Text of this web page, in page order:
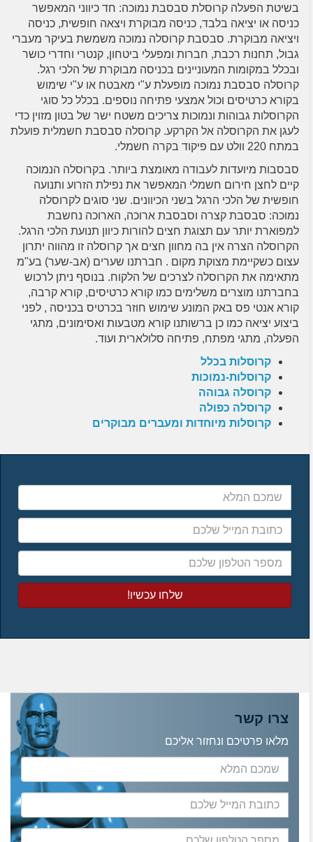
בשיטת הפעלה קרוסלת סבסבת נמוכה: חד כיווני המאפשר
כניסה או יציאה בלבד, כניסה מבוקרת ויצאה חופשית, כניסה
ויציאה מבוקרת. סבסבת קרוסלה נמוכה משמשת בעיקר מעברי
גבול, תחנות רכבת, חברות ומפעלי ביטחון, קנטרי וחדרי כושר
ובכלל במקומות המעוניינים בכניסה מבוקרת של הלכי רגל.
קרוסלה סבסבת נמוכה מופעלת ע"י מאבטח או ע"י שימוש
בקורא כרטיסים וכול אמצעי פתיחה נוספים. בכלל כל סוגי
הקרוסלות גבוהות ונמוכות צריכים משטח ישר של בטון מזוין כדי
לעגן את הקרוסלה אל הקרקע. קרוסלה סבסבת חשמלית פועלת
במתח 220 וולט עם פיקוד בקרה חשמלי.
סבסבות מיועדות לעבודה מאומצת ביותר. בקרוסלה הנמוכה
קיים לחצן חירום חשמלי המאפשר את נפילת הזרוע ותנועה
חופשית של הלכי הרגל בשני הכיוונים. שני סוגים לקרוסלה
נמוכה: סבסבת קצרה וסבסבת ארוכה, הארוכה נחשבת
למפוארת יותר עם תצוגת חצים להורות כיוון תנועת הלכי הרגל.
הקרוסלה הצרה אין בה מחוון חצים אך קרוסלה זו מהווה יתרון
עצום כשקיימת מצוקת מקום . חברתנו שערים (אב-שער) בע"מ
מתאימה את הקרוסלה לצרכים של הלקוח. בנוסף ניתן לרכוש
בחברתנו מוצרים משלימים כמו קורא כרטיסים, קורא קרבה,
קורא אנטי פס באק המונע שימוש חוזר בכרטיס בכניסה , לפני
ביצוע יציאה כמו כן ברשותנו קורא מטבעות ואסימונים, מתגי
הפעלה, מתגי מפתח, פתיחה סלולארית ועוד.
קרוסלות בכלל
קרוסלות-נמוכות
קרוסלה גבוהה
קרוסלה כפולה
קרוסלות מיוחדות ומעברים מבוקרים
שמכם
המלא
כתובת
המייל
מספר
הטלפון
שלכם
צרו קשר
מלאו פרטיכם ונחזור אליכם
שמכם
המלא
כתובת
המייל
שלכם
מספר